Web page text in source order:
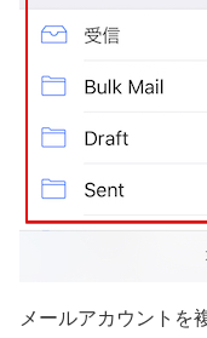
メールアカウントを